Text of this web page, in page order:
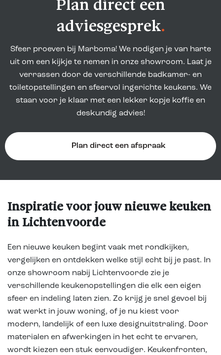
Plan direct een
adviesgesprek.
Sfeer proeven bij Marboma! We nodigen je van harte
uit om een kijkje te nemen in onze showroom. Laat je
verrassen door de verschillende badkamer- en
toiletopstellingen en sfeervol ingerichte keukens. We
staan voor je klaar met een lekker kopje koffie en
deskundig advies!
Plan direct een afspraak
Inspiratie voor jouw nieuwe keuken
in Lichtenvoorde
Een nieuwe keuken begint vaak met rondkijken,
vergelijken en ontdekken welke stijl echt bij je past. In
onze showroom nabij Lichtenvoorde zie je
verschillende keukenopstellingen die elk een eigen
sfeer en indeling laten zien. Zo krijg je snel gevoel bij
wat werkt in jouw woning, of je nu kiest voor
modern, landelijk of een luxe designuitstraling. Door
materialen en afwerkingen in het echt te ervaren,
wordt kiezen een stuk eenvoudiger. Keukenfronten,